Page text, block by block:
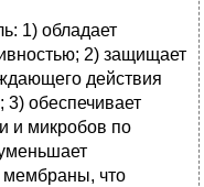
1) обладает
2) защищает
действия
3) обеспечивает
и микробов по
мембраны, что